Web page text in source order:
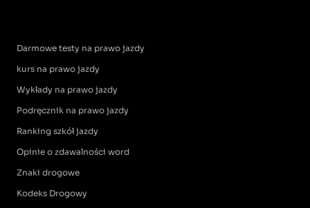
Darmowe testy na prawo jazdy
kurs na prawo jazdy
Wykłady na prawo jazdy
Podręcznik na prawo jazdy
Ranking szkół jazdy
Opinie o zdawalności word
Znaki drogowe
Kodeks Drogowy